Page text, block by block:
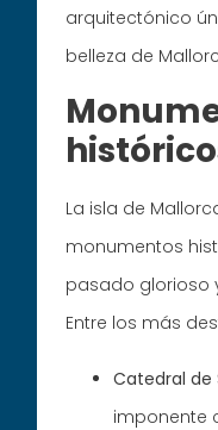
arquitectónico
belleza de
La isla de
monumentos
pasado glorioso
Entre los más
Catedral de
imponente